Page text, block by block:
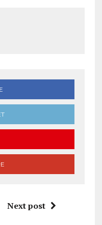
Next post